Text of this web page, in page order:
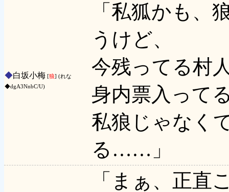
◆白坂小梅 [狼] (れな
◆dgA3NnbC/U)
「私狐かも、
うけど、
今残ってる村
身内票入って
私狼じゃなく
る……」
「まぁ、正直